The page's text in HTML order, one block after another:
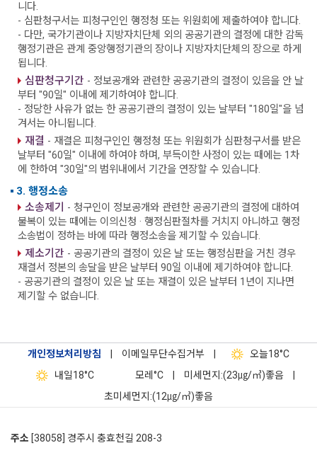
니다.
- 심판청구서는 피청구인인 행정청 또는 위원회에 제출하여야 합니다.
- 다만, 국가기관이나 지방자치단체 외의 공공기관의 결정에 대한 감독
행정기관은 관계 중앙행정기관의 장이나 지방자치단체의 장으로 하게
됩니다.
심판청구기간 - 정보공개와 관련한 공공기관의 결정이 있음을 안 날
부터 "90일" 이내에 제기하여야 합니다.
- 정당한 사유가 없는 한 공공기관의 결정이 있는 날부터 "180일"을 넘
겨서는 아니됩니다.
재결 - 재결은 피청구인인 행정청 또는 위원회가 심판청구서를 받은
날부터 "60일" 이내에 하여야 하며, 부득이한 사정이 있는 때에는 1차
에 한하여 "30일"의 범위내에서 기간을 연장할 수 있습니다.
3. 행정소송
소송제기
- 청구인이 정보공개와 관련한 공공기관의 결정에 대하여
불복이 있는 때에는 이의신청 · 행정심판절차를 거치지 아니하고 행정
소송법이 정하는 바에 따라 행정소송을 제기할 수 있습니다.
제소기간 - 공공기관의 결정이 있은 날 또는 행정심판을 거친 경우
재결서 정본의 송달을 받은 날부터 90일 이내에 제기하여야 합니다.
- 공공기관의 결정이 있은 날 또는 재결이 있은 날부터 1년이 지나면
제기할 수 없습니다.
개인정보처리방침 이메일무단수집거부 오늘18°C
내일18°C 모레 °C 미세먼지:(23㎍/㎥)좋음
초미세먼지:(12㎍/㎥)좋음
주소 [38058] 경주시 충효천길 208-3